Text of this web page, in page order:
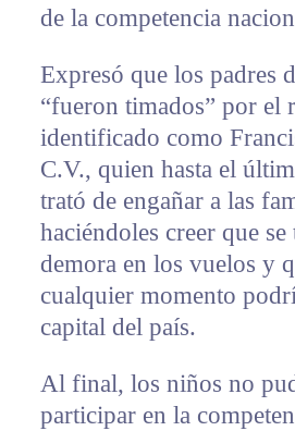
de la competencia
Expresó que los padres
“fueron timados” por el
identificado como
C.V., quien hasta el
trató de engañar a las
haciéndoles creer que se
demora en los vuelos y
cualquier momento
capital del país.
Al final, los niños no
participar en la